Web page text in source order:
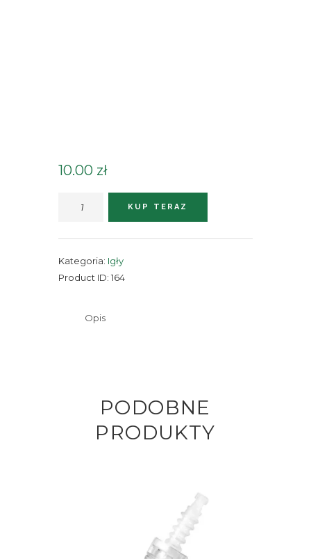
10.00 zł
T
KUP TERAZ
Kategoria: Igły
Product ID: 164
Opis
PODOBNE
PRODUKTY